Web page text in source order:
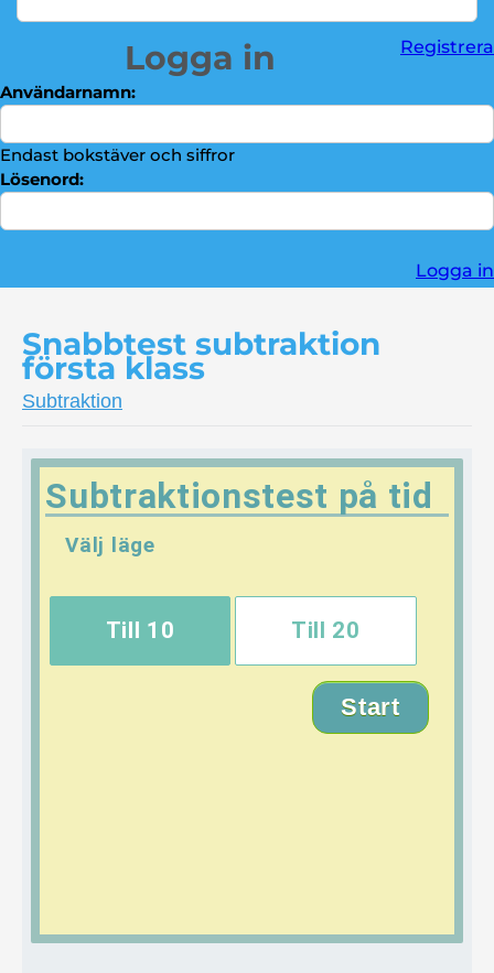
Registrera
Logga in
Användarnamn:
Endast bokstäver och siffror
Lösenord:
Logga in
Snabbtest subtraktion
första klass
Subtraktion
Subtraktionstest på tid
Välj läge
Till 10 Till 20
Start
Bråktal
Kontakta oss